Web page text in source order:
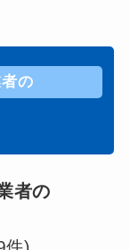
の
者の